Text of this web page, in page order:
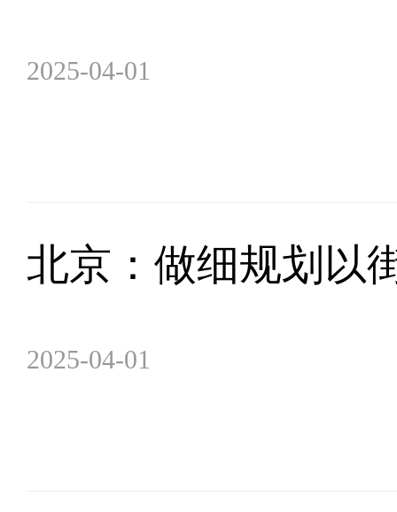
2025-04-01
北京：做细规划以
2025-04-01